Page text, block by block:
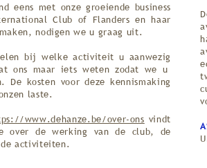
eens met onze groeiende business
Club of Flanders en haar
nodigen we u graag uit.
bij welke activiteit u aanwezig
ons maar iets weten zodat we u
De kosten voor deze kennismaking
laste.
www.dehanze.be/over-ons vindt
over de werking van de club, de
activiteiten.